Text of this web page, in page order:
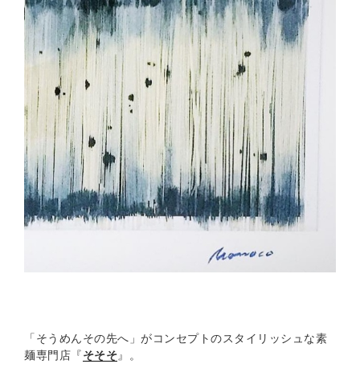
「そうめんその先へ」がコンセプトのスタイリッシュな素
麺専門店『そそそ』。